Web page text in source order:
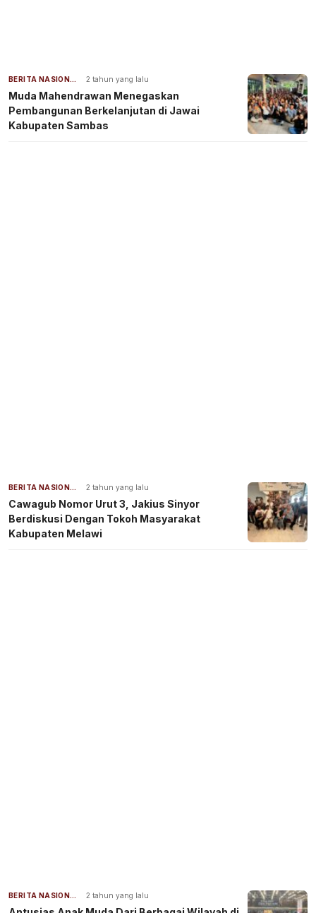
BERITA NASIONAL 2 tahun yang lalu
Muda Mahendrawan Menegaskan
Pembangunan Berkelanjutan di Jawai
Kabupaten Sambas
BERITA NASIONAL 2 tahun yang lalu
Cawagub Nomor Urut 3, Jakius Sinyor
Berdiskusi Dengan Tokoh Masyarakat
Kabupaten Melawi
BERITA NASIONAL 2 tahun yang lalu